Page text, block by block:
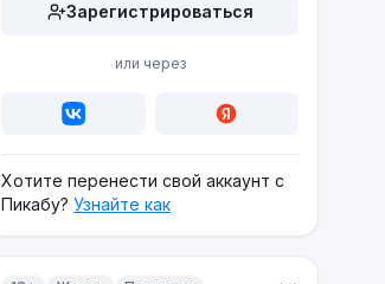
Зарегистрироваться
или через
Хотите перенести свой аккаунт с
Пикабу? Узнайте как